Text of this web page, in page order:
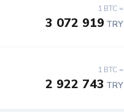
1 BTC =
3 072 919 TRY
1 BTC =
2 922 743 TRY